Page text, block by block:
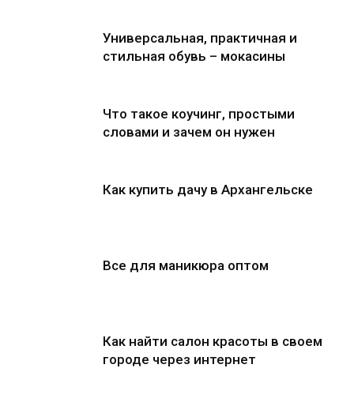
Универсальная, практичная и
стильная обувь – мокасины
Что такое коучинг, простыми
словами и зачем он нужен
Как купить дачу в Архангельске
Все для маникюра оптом
Как найти салон красоты в своем
городе через интернет